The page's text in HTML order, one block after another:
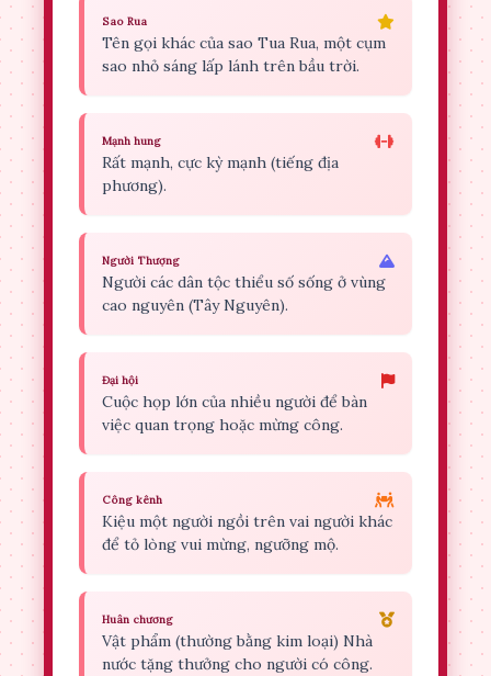
Sao Rua
Tên gọi khác của sao Tua Rua, một cụm
sao nhỏ sáng lấp lánh trên bầu trời.
Mạnh hung
Rất mạnh, cực kỳ mạnh (tiếng địa
phương).
Người Thượng
Người các dân tộc thiểu số sống ở vùng
cao nguyên (Tây Nguyên).
Đại hội
Cuộc họp lớn của nhiều người để bàn
việc quan trọng hoặc mừng công.
Công kênh
Kiệu một người ngồi trên vai người khác
để tỏ lòng vui mừng, ngưỡng mộ.
Huân chương
Vật phẩm (thường bằng kim loại) Nhà
nước tặng thưởng cho người có công.